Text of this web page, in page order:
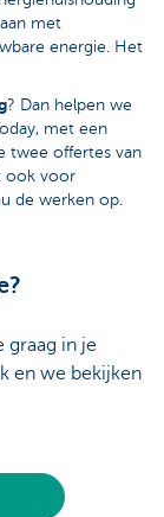
met
energie. Het
? Dan helpen we
met een
twee offertes van
ook voor
de werken op.
graag in je
en we bekijken